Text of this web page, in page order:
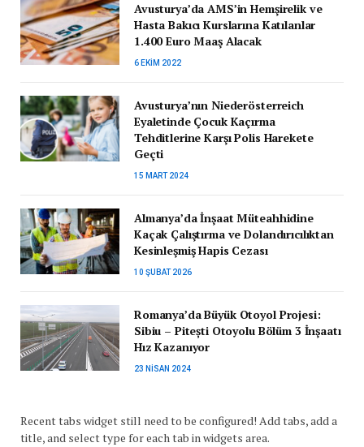
Avusturya’da AMS’in Hemşirelik ve
Hasta Bakıcı Kurslarına Katılanlar
1.400 Euro Maaş Alacak
6 EKIM 2022
Avusturya’nın Niederösterreich
Eyaletinde Çocuk Kaçırma
Tehditlerine Karşı Polis Harekete
Geçti
15 MART 2024
Almanya’da İnşaat Müteahhidine
Kaçak Çalıştırma ve Dolandırıcılıktan
Kesinleşmiş Hapis Cezası
10 ŞUBAT 2026
Romanya’da Büyük Otoyol Projesi:
Sibiu – Pitești Otoyolu Bölüm 3 İnşaatı
Hız Kazanıyor
23 NISAN 2024
Recent tabs widget still need to be configured! Add tabs, add a
title, and select type for each tab in widgets area.